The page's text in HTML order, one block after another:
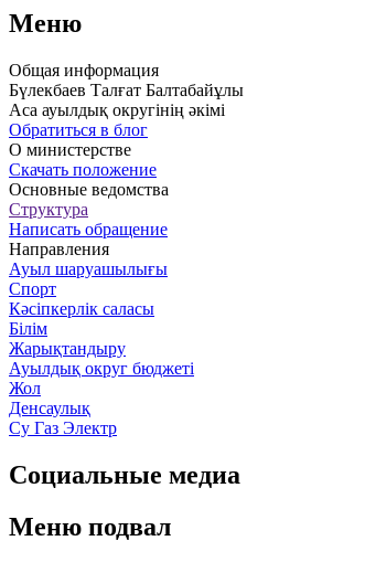
Меню
Общая информация
Бүлекбаев Талғат Балтабайұлы
Аса ауылдық округінің әкімі
Обратиться в блог
О министерстве
Скачать положение
Основные ведомства
Структура
Написать обращение
Направления
Ауыл шаруашылығы
Спорт
Кәсіпкерлік саласы
Білім
Жарықтандыру
Ауылдық округ бюджеті
Жол
Денсаулық
Су Газ Электр
Социальные медиа
Меню подвал